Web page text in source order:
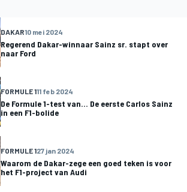
DAKAR10 mei 2024
Regerend Dakar-winnaar Sainz sr. stapt over
naar Ford
FORMULE 111 feb 2024
De Formule 1-test van... De eerste Carlos Sainz
in een F1-bolide
FORMULE 127 jan 2024
Waarom de Dakar-zege een goed teken is voor
het F1-project van Audi